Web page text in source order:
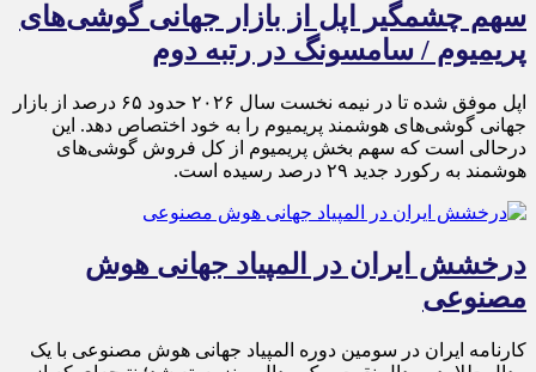
سهم چشمگیر اپل از بازار جهانی گوشی‌های
پریمیوم / سامسونگ در رتبه دوم
اپل موفق شده تا در نیمه نخست سال ۲۰۲۶ حدود ۶۵ درصد از بازار
جهانی گوشی‌های هوشمند پریمیوم را به خود اختصاص دهد. این
درحالی است که سهم بخش پریمیوم از کل فروش گوشی‌های
هوشمند به رکورد جدید ۲۹ درصد رسیده است.
درخشش ایران در المپیاد جهانی هوش
مصنوعی
کارنامه ایران در سومین دوره المپیاد جهانی هوش مصنوعی با یک